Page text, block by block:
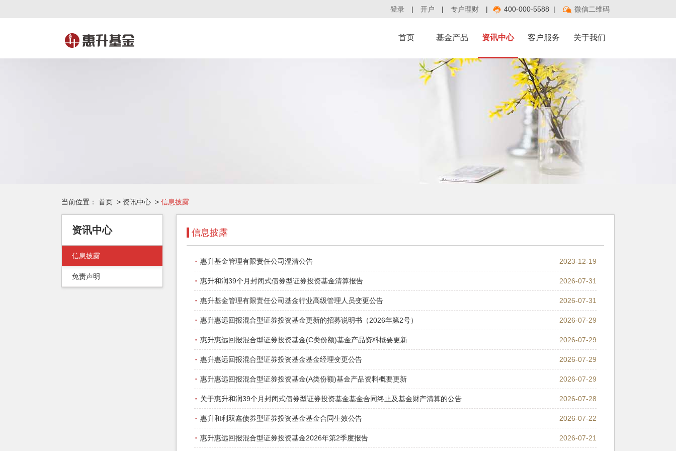
登录 | 开户 | 专户理财 | 400-000-5588 | 微信二维码
首页 基金产品 资讯中心 客户服务 关于我们
当前位置： 首页 > 资讯中心 > 信息披露
资讯中心
信息披露
免责声明
信息披露
· 惠升基金管理有限责任公司澄清公告 2023-12-19
· 惠升和润39个月封闭式债券型证券投资基金清算报告 2026-07-31
· 惠升基金管理有限责任公司基金行业高级管理人员变更公告 2026-07-31
· 惠升惠远回报混合型证券投资基金更新的招募说明书（2026年第2号） 2026-07-29
· 惠升惠远回报混合型证券投资基金(C类份额)基金产品资料概要更新 2026-07-29
· 惠升惠远回报混合型证券投资基金基金经理变更公告 2026-07-29
· 惠升惠远回报混合型证券投资基金(A类份额)基金产品资料概要更新 2026-07-29
· 关于惠升和润39个月封闭式债券型证券投资基金基金合同终止及基金财产清算的公告 2026-07-28
· 惠升和利双鑫债券型证券投资基金基金合同生效公告 2026-07-22
· 惠升惠远回报混合型证券投资基金2026年第2季度报告 2026-07-21